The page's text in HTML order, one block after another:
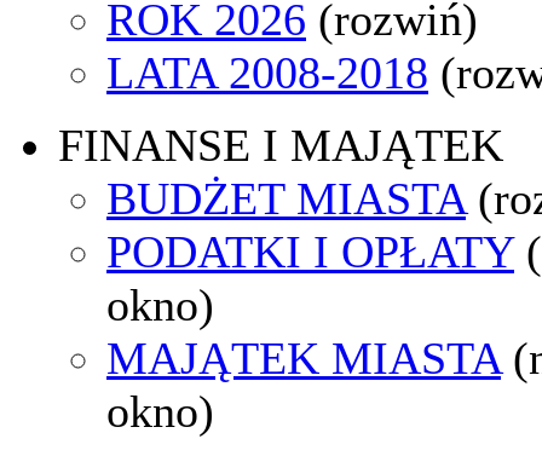
ROK 2026 (rozwiń)
LATA 2008-2018
FINANSE I MAJĄTEK
BUDŻET MIASTA
PODATKI I OPŁATY
okno)
MAJĄTEK MIASTA
okno)